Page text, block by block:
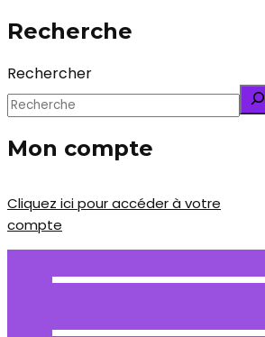
Recherche
Rechercher
Mon compte
Cliquez ici pour accéder à votre
compte